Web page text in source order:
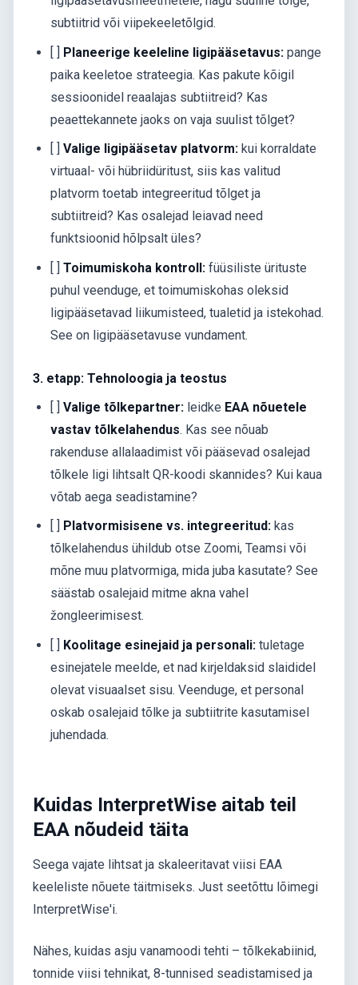
subtiitrid või viipekeeletõlgid.
[ ] Planeerige keeleline ligipääsetavus: pange
paika keeletoe strateegia. Kas pakute kõigil
sessioonidel reaalajas subtiitreid? Kas
peaettekannete jaoks on vaja suulist tõlget?
[ ]Valige ligipääsetav platvorm: kui korraldate
virtuaal- või hübriidüritust, siis kas valitud
platvorm toetab integreeritud tõlget ja
subtiitreid? Kas osalejad leiavad need
funktsioonid hõlpsalt üles?
[ ]Toimumiskoha kontroll: füüsiliste ürituste
puhul veenduge, et toimumiskohas oleksid
ligipääsetavad liikumisteed, tualetid ja istekohad.
See on ligipääsetavuse vundament.
3. etapp: Tehnoloogia ja teostus
[ ]Valige tõlkepartner: leidke EAA nõuetele
vastav tõlkelahendus. Kas see nõuab
rakenduse allalaadimist või pääsevad osalejad
tõlkele ligi lihtsalt QR-koodi skannides? Kui kaua
võtab aega seadistamine?
Platvormisisene vs. integreeritud: kas
tõlkelahendus ühildub otse Zoomi, Teamsi või
mõne muu platvormiga, mida juba kasutate? See
säästab osalejaid mitme akna vahel
žongleerimisest.
Koolitage esinejaid ja personali: tuletage
esinejatele meelde, et nad kirjeldaksid slaididel
olevat visuaalset sisu. Veenduge, et personal
oskab osalejaid tõlke ja subtiitrite kasutamisel
juhendada.
Kuidas InterpretWise aitab teil
EAA nõudeid täita
Seega vajate lihtsat ja skaleeritavat viisi EAA
keeleliste nõuete täitmiseks. Just seetõttu lõimegi
InterpretWise'i.
Nähes, kuidas asju vanamoodi tehti – tõlkekabiinid,
tonnide viisi tehnikat, 8-tunnised seadistamised ja